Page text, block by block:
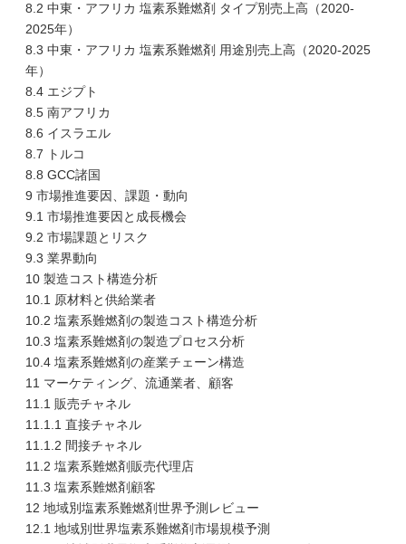
8.2 中東・アフリカ 塩素系難燃剤 タイプ別売上高（2020-
2025年）
8.3 中東・アフリカ 塩素系難燃剤 用途別売上高（2020-2025
年）
8.4 エジプト
8.5 南アフリカ
8.6 イスラエル
8.7 トルコ
8.8 GCC諸国
9 市場推進要因、課題・動向
9.1 市場推進要因と成長機会
9.2 市場課題とリスク
9.3 業界動向
10 製造コスト構造分析
10.1 原材料と供給業者
10.2 塩素系難燃剤の製造コスト構造分析
10.3 塩素系難燃剤の製造プロセス分析
10.4 塩素系難燃剤の産業チェーン構造
11 マーケティング、流通業者、顧客
11.1 販売チャネル
11.1.1 直接チャネル
11.1.2 間接チャネル
11.2 塩素系難燃剤販売代理店
11.3 塩素系難燃剤顧客
12 地域別塩素系難燃剤世界予測レビュー
12.1 地域別世界塩素系難燃剤市場規模予測